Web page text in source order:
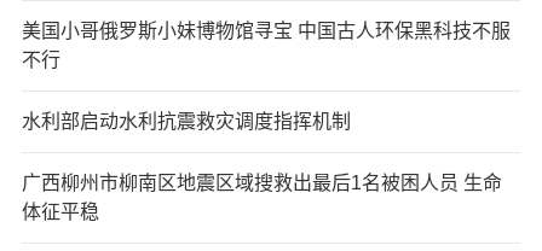
美国小哥俄罗斯小妹博物馆寻宝 中国古人环保黑科技不服
不行
水利部启动水利抗震救灾调度指挥机制
广西柳州市柳南区地震区域搜救出最后1名被困人员 生命
体征平稳